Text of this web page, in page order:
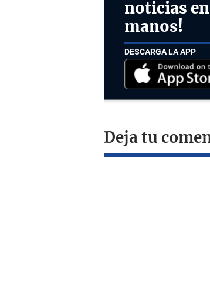
noticias
manos!
DESCARGA LA APP
Deja tu